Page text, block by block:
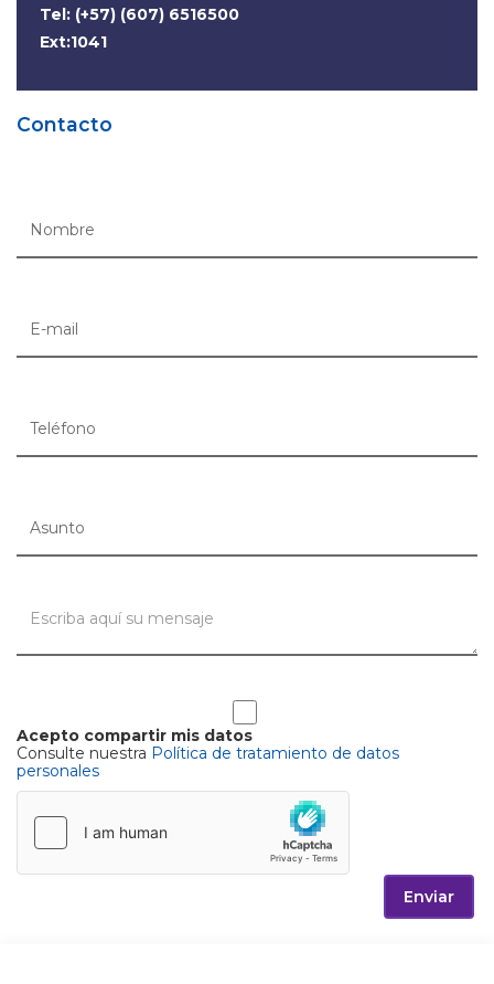
Tel: (+57) (607) 6516500
Ext:1041
Contacto
Acepto compartir mis datos
Consulte nuestra Política de tratamiento de datos
personales
Enviar